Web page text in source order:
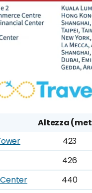
Altezza
423
426
440